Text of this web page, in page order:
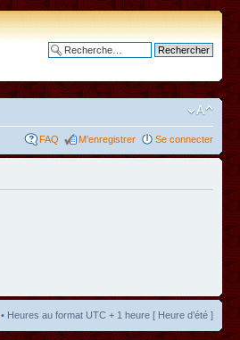
FAQ M’enregistrer Se connecter
• Heures au format UTC + 1 heure [ Heure d’été ]